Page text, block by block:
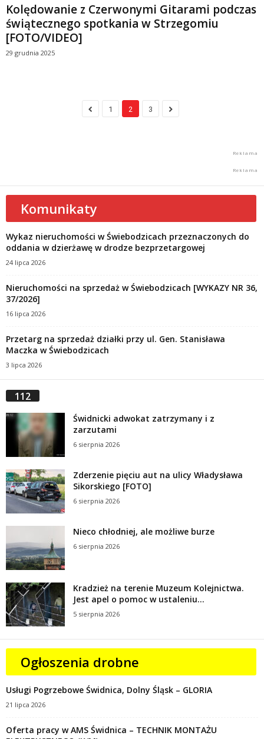
Kolędowanie z Czerwonymi Gitarami podczas
świątecznego spotkania w Strzegomiu
[FOTO/VIDEO]
29 grudnia 2025
1 2 3
Komunikaty
Wykaz nieruchomości w Świebodzicach przeznaczonych do
oddania w dzierżawę w drodze bezprzetargowej
24 lipca 2026
Nieruchomości na sprzedaż w Świebodzicach [WYKAZY NR 36,
37/2026]
16 lipca 2026
Przetarg na sprzedaż działki przy ul. Gen. Stanisława
Maczka w Świebodzicach
3 lipca 2026
112
Świdnicki adwokat zatrzymany i z
zarzutami
6 sierpnia 2026
Zderzenie pięciu aut na ulicy Władysława
Sikorskiego [FOTO]
6 sierpnia 2026
Nieco chłodniej, ale możliwe burze
6 sierpnia 2026
Kradzież na terenie Muzeum Kolejnictwa.
Jest apel o pomoc w ustaleniu...
5 sierpnia 2026
Ogłoszenia drobne
Usługi Pogrzebowe Świdnica, Dolny Śląsk – GLORIA
21 lipca 2026
Oferta pracy w AMS Świdnica – TECHNIK MONTAŻU